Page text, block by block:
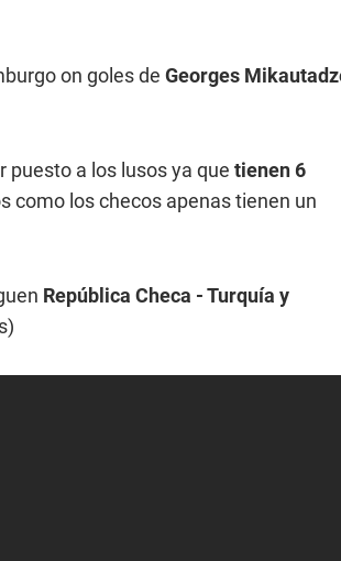
on goles de Georges
a los lusos ya que tienen 6
como los checos apenas tienen un
República Checa - Turquía y